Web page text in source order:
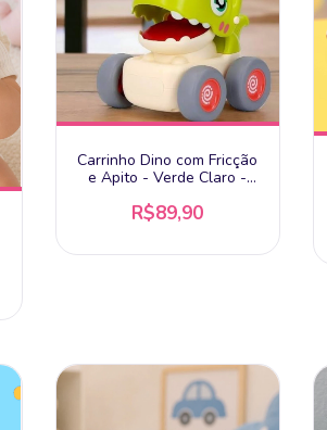
Carrinho Dino com Fricção
e Apito - Verde Claro -
R$89,90